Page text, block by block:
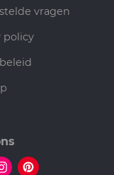
vragen
policy